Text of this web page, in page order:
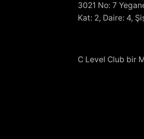
3021 No: 7
Kat: 2, Daire: 4,
C Level Club bir